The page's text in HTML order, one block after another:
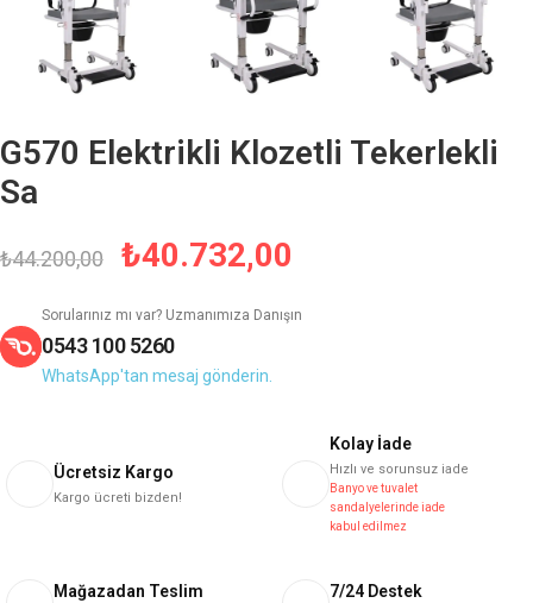
G570 Elektrikli Klozetli Tekerlekli
Sa
₺44.200,00 ₺40.732,00
Sorularınız mı var? Uzmanımıza Danışın
0543 100 5260
WhatsApp'tan mesaj gönderin.
Ücretsiz Kargo
Kargo ücreti bizden!
Kolay İade
Hızlı ve sorunsuz iade
Banyo ve tuvalet
sandalyelerinde iade
kabul edilmez
Mağazadan Teslim 7/24 Destek